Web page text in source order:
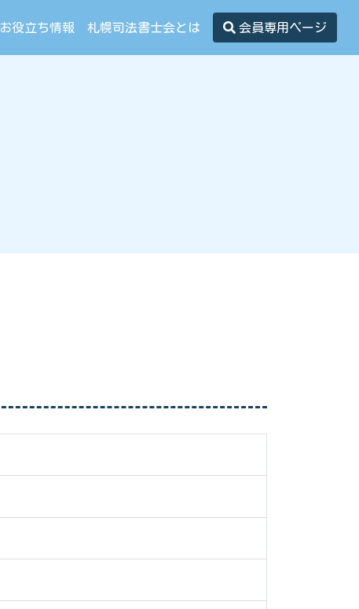
お役立ち情報 札幌司法書士会とは 会員専用ページ